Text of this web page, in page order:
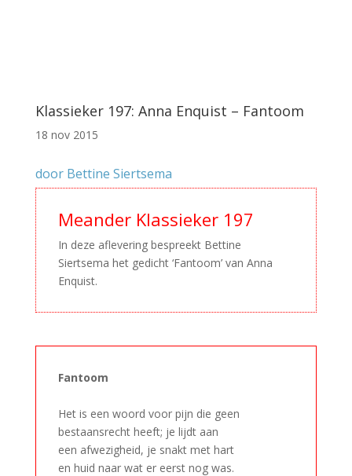
Klassieker 197: Anna Enquist – Fantoom
18 nov 2015
door Bettine Siertsema
Meander Klassieker 197
In deze aflevering bespreekt Bettine
Siertsema het gedicht ‘Fantoom’ van Anna
Enquist.
Fantoom
Het is een woord voor pijn die geen
bestaansrecht heeft; je lijdt aan
een afwezigheid, je snakt met hart
en huid naar wat er eerst nog was.